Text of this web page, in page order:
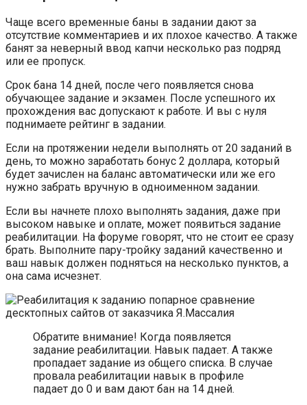
Чаще всего временные баны в задании дают за
отсутствие комментариев и их плохое качество. А также
банят за неверный ввод капчи несколько раз подряд
или ее пропуск.
Срок бана 14 дней, после чего появляется снова
обучающее задание и экзамен. После успешного их
прохождения вас допускают к работе. И вы с нуля
поднимаете рейтинг в задании.
Если на протяжении недели выполнять от 20 заданий в
день, то можно заработать бонус 2 доллара, который
будет зачислен на баланс автоматически или же его
нужно забрать вручную в одноименном задании.
Если вы начнете плохо выполнять задания, даже при
высоком навыке и оплате, может появиться задание
реабилитации. На форуме говорят, что не стоит ее сразу
брать. Выполните пару-тройку заданий качественно и
ваш навык должен подняться на несколько пунктов, а
она сама исчезнет.
Обратите внимание! Когда появляется
задание реабилитации. Навык падает. А также
пропадает задание из общего списка. В случае
провала реабилитации навык в профиле
падает до 0 и вам дают бан на 14 дней.